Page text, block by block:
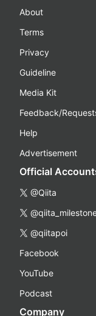
About
Terms
Privacy
Guideline
Media Kit
Feedback/
Help
Advertisement
Official
@Qiita
@qiitapoi
Facebook
YouTube
Podcast
Company